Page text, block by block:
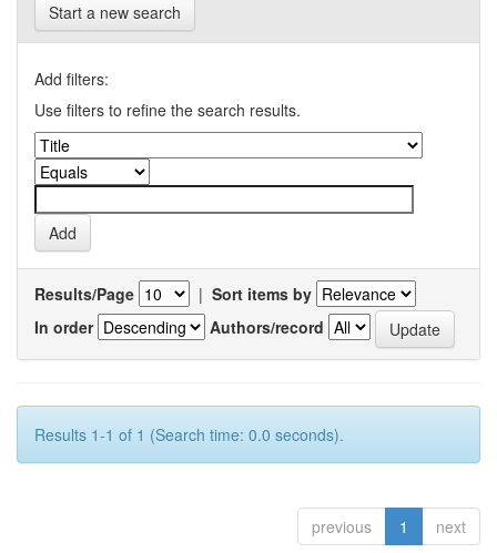
Start a new search
Add filters:
Use filters to refine the search results.
Results/Page | Sort items by
In order
Authors/record
Results 1-1 of 1 (Search time: 0.0 seconds).
previous 1 next